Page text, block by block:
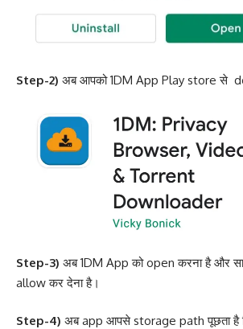
Step-2) अब आपको 1DM App Play store से
Step-3) अब 1DM App को open करना है और
allow कर देना है।
Step-4) अब app आपसे storage path पूछता है